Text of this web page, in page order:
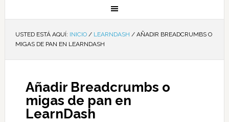
USTED ESTÁ AQUÍ: INICIO / LEARNDASH /AÑADIR BREADCRUMBS O
MIGAS DE PAN EN LEARNDASH
Añadir Breadcrumbs o
migas de pan en
LearnDash